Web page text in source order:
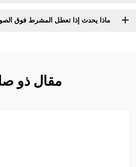
ماذا يحدث إذا تعطل المشرط فوق
مقال ذو